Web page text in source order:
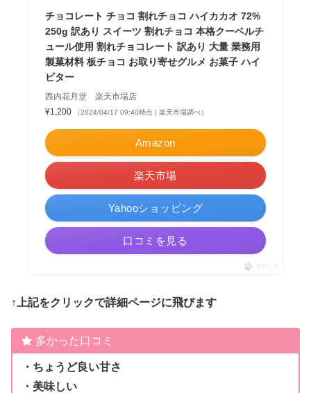
チョコレート チョコ 割れチョコ ハイカカオ 72%
250g 訳あり スイーツ 割れチョコ 本格クーベルチ
ュール使用 割れチョコレート 訳あり 大量 業務用
製菓材料 板チョコ お取り寄せグルメ お菓子 ハイ
ビター
西内花月堂 楽天市場店
¥1,200
（2024/04/17 09:40時点 | 楽天市場調べ）
Amazon
楽天市場
Yahooショッピング
口コミを見る
ポチップ
↑上記をクリックで詳細ページに飛びます
多かった口コミ
・ちょうど良い甘さ
・美味しい